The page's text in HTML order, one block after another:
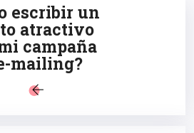
escribir un
atractivo
campaña
mailing?